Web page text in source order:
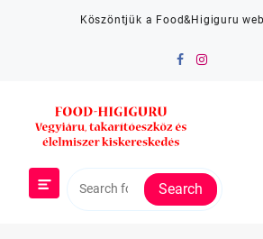
Köszöntjük a Food&Higiguru
Search